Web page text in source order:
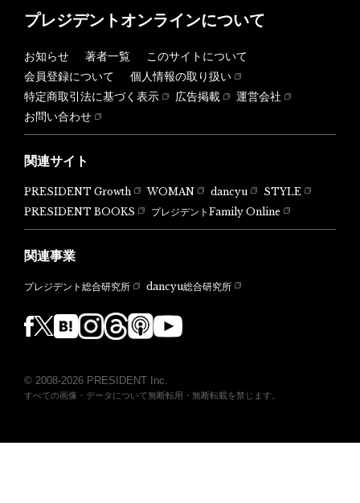
プレジデントオンラインについて
お知らせ 著者一覧
このサイトについて
会員登録について
個人情報の取り扱い
特定商取引法に基づく表示
広告掲載
運営会社
お問い合わせ
関連サイト
PRESIDENT Growth WOMAN dancyu
STYLE
PRESIDENT BOOKS
プレジデントFamily Online
関連事業
プレジデント総合研究所 dancyu総合研究所
© 2008-2026 PRESIDENT Inc.
すべての画像・データについて無断転用・無断転載を禁じます。